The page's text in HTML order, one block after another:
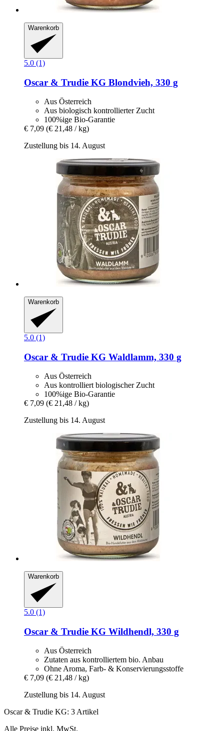
Warenkorb
5.0 (1)
Oscar & Trudie KG Blondvieh, 330 g
Aus Österreich
Aus biologisch kontrollierter Zucht
100%ige Bio-Garantie
€ 7,09 (€ 21,48 / kg)
Zustellung bis 14. August
Warenkorb
5.0 (1)
Oscar & Trudie KG Waldlamm, 330 g
Aus Österreich
Aus kontrolliert biologischer Zucht
100%ige Bio-Garantie
€ 7,09 (€ 21,48 / kg)
Zustellung bis 14. August
Warenkorb
5.0 (1)
Oscar & Trudie KG Wildhendl, 330 g
Aus Österreich
Zutaten aus kontrolliertem bio. Anbau
Ohne Aroma, Farb- & Konservierungsstoffe
€ 7,09 (€ 21,48 / kg)
Zustellung bis 14. August
Oscar & Trudie KG: 3 Artikel
Alle Preise inkl. MwSt.